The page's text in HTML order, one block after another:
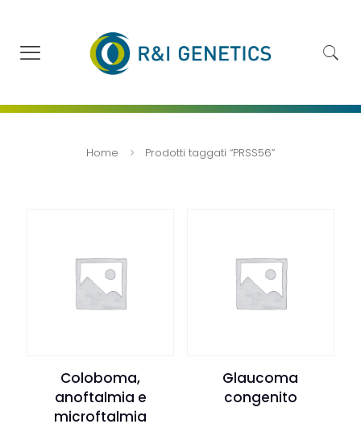
Home Prodotti taggati “PRSS56”
Coloboma,
anoftalmia e
microftalmia
Glaucoma
congenito